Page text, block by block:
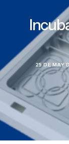
25 DE MAY